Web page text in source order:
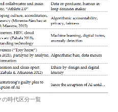
の時代区分一覧